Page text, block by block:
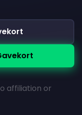
affiliation or